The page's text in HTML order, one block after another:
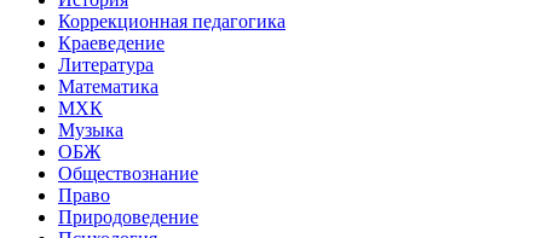
Коррекционная педагогика
Краеведение
Литература
Математика
МХК
Музыка
ОБЖ
Обществознание
Право
Природоведение